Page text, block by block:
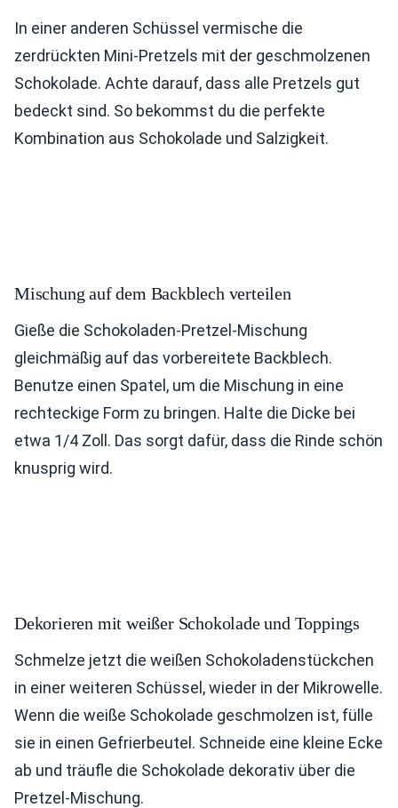
In einer anderen Schüssel vermische die
zerdrückten Mini-Pretzels mit der geschmolzenen
Schokolade. Achte darauf, dass alle Pretzels gut
bedeckt sind. So bekommst du die perfekte
Kombination aus Schokolade und Salzigkeit.
Mischung auf dem Backblech verteilen
Gieße die Schokoladen-Pretzel-Mischung
gleichmäßig auf das vorbereitete Backblech.
Benutze einen Spatel, um die Mischung in eine
rechteckige Form zu bringen. Halte die Dicke bei
etwa 1/4 Zoll. Das sorgt dafür, dass die Rinde schön
knusprig wird.
Dekorieren mit weißer Schokolade und Toppings
Schmelze jetzt die weißen Schokoladenstückchen
in einer weiteren Schüssel, wieder in der Mikrowelle.
Wenn die weiße Schokolade geschmolzen ist, fülle
sie in einen Gefrierbeutel. Schneide eine kleine Ecke
ab und träufle die Schokolade dekorativ über die
Pretzel-Mischung.